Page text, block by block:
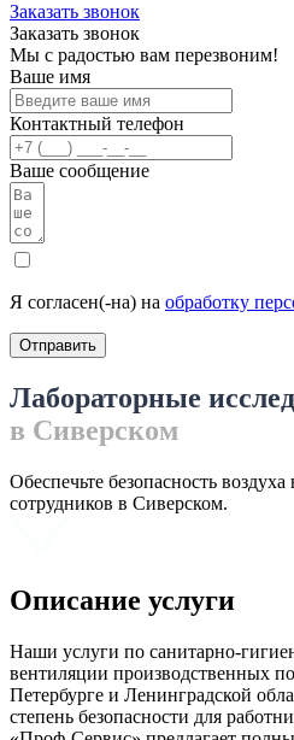
Заказать звонок
Заказать звонок
Мы с радостью вам перезвоним!
Ваше имя
Контактный телефон
Ваше сообщение
Я согласен(-на) на обработку
Отправить
Лабораторные
в Сиверском
Обеспечьте безопасность
сотрудников в Сиверском.
Описание услуги
Наши услуги по санитарно-
вентиляции производственных
Петербурге и Ленинградской
степень безопасности для